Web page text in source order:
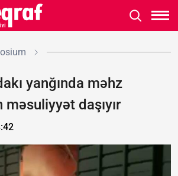
yanğında məhz
daşıyır